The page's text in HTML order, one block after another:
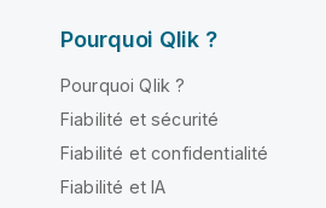
Pourquoi Qlik ?
Pourquoi Qlik ?
Fiabilité et sécurité
Fiabilité et confidentialité
Fiabilité et IA